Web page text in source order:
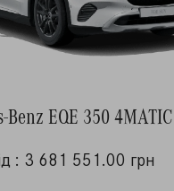
Benz EQE 350
: 3 681 551.00 грн